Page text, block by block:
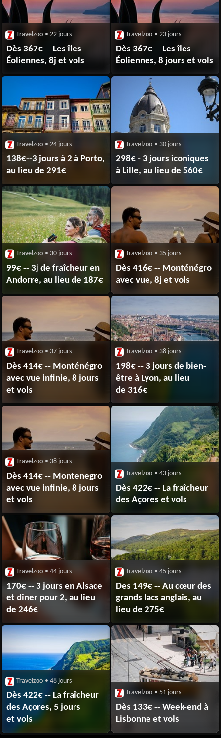
Travelzoo • 22 jours
Dès 367€ -- Les îles
Éoliennes, 8j et vols
Travelzoo • 23 jours
Dès 367€ -- Les îles
Éoliennes, 8 jours et vols
Travelzoo • 24 jours
138€--3 jours à 2 à Porto,
au lieu de 291€
Travelzoo • 30 jours
298€ - 3 jours iconiques
à Lille, au lieu de 560€
Travelzoo • 30 jours
99€ -- 3j de fraîcheur en
Andorre, au lieu de 187€
Travelzoo • 35 jours
Dès 416€ -- Monténégro
avec vue, 8j et vols
Travelzoo • 37 jours
Dès 414€ -- Monténégro
avec vue infinie, 8 jours
et vols
Travelzoo • 38 jours
198€ -- 3 jours de bien-
être à Lyon, au lieu
de 316€
Travelzoo • 38 jours
Dès 414€ -- Montenegro
avec vue infinie, 8 jours
et vols
Travelzoo • 43 jours
Dès 422€ -- La fraîcheur
des Açores et vols
Travelzoo • 44 jours
170€ -- 3 jours en Alsace
et diner pour 2, au lieu
de 246€
Travelzoo • 45 jours
Des 149€ -- Au cœur des
grands lacs anglais, au
lieu de 275€
Travelzoo • 48 jours
Dès 422€ -- La fraîcheur
des Açores, 5 jours
et vols
Travelzoo • 51 jours
Dès 133€ -- Week-end à
Lisbonne et vols